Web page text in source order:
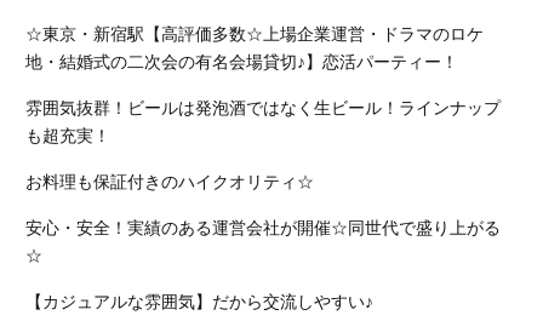
☆東京・新宿駅【高評価多数☆上場企業運営・ドラマのロケ
地・結婚式の二次会の有名会場貸切♪】恋活パーティー！
雰囲気抜群！ビールは発泡酒ではなく生ビール！ラインナップ
も超充実！
お料理も保証付きのハイクオリティ☆
安心・安全！実績のある運営会社が開催☆同世代で盛り上がる
☆
【カジュアルな雰囲気】だから交流しやすい♪